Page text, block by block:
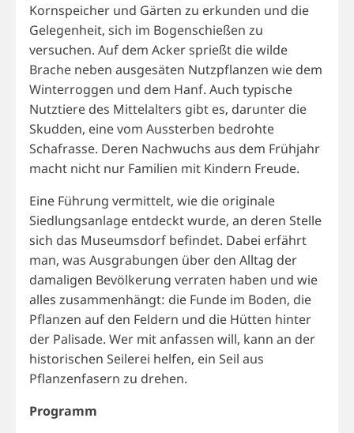
Kornspeicher und Gärten zu erkunden und die
Gelegenheit, sich im Bogenschießen zu
versuchen. Auf dem Acker sprießt die wilde
Brache neben ausgesäten Nutzpflanzen wie dem
Winterroggen und dem Hanf. Auch typische
Nutztiere des Mittelalters gibt es, darunter die
Skudden, eine vom Aussterben bedrohte
Schafrasse. Deren Nachwuchs aus dem Frühjahr
macht nicht nur Familien mit Kindern Freude.
Eine Führung vermittelt, wie die originale
Siedlungsanlage entdeckt wurde, an deren Stelle
sich das Museumsdorf befindet. Dabei erfährt
man, was Ausgrabungen über den Alltag der
damaligen Bevölkerung verraten haben und wie
alles zusammenhängt: die Funde im Boden, die
Pflanzen auf den Feldern und die Hütten hinter
der Palisade. Wer mit anfassen will, kann an der
historischen Seilerei helfen, ein Seil aus
Pflanzenfasern zu drehen.
Programm